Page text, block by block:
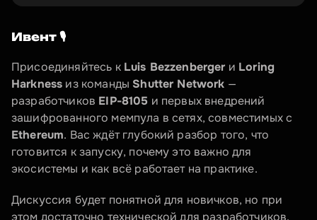
Ивент 🎙️
Присоединяйтесь к Luis Bezzenberger и Loring
Harkness из команды Shutter Network —
разработчиков EIP-8105 и первых внедрений
Ethereum. Вас ждёт глубокий разбор того, что
готовится к запуску, почему это важно для
экосистемы и как всё работает на практике.
Дискуссия будет понятной для новичков, но при
этом достаточно технической для разработчиков.